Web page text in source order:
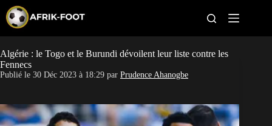
p
o
c
o
t
e
CAN féminine
Pays
Algérie : le Togo et le Burundi dévoilent leur liste contre les
Fennecs
Publié le 30 Déc 2023 à 18:29 par Prudence Ahanogbe